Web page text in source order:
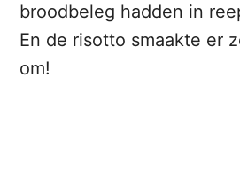
broodbeleg hadden in
En de risotto smaakte er
om!